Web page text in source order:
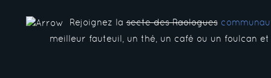
Rejoignez lasecte des Raologues
meilleur fauteuil, un thé, un café ou un foulcan